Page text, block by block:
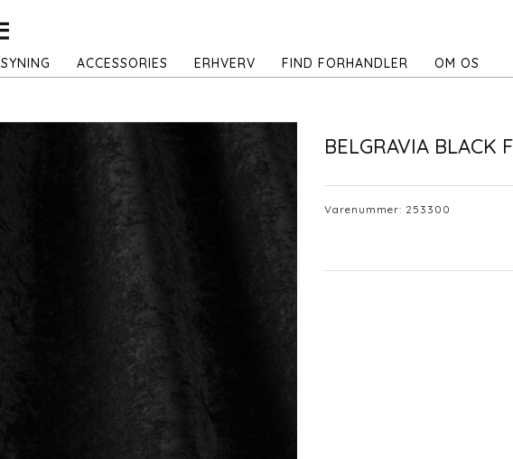
SYNING ACCESSORIES ERHVERV FIND FORHANDLER OM OS
BELGRAVIA BLACK
Varenummer: 253300